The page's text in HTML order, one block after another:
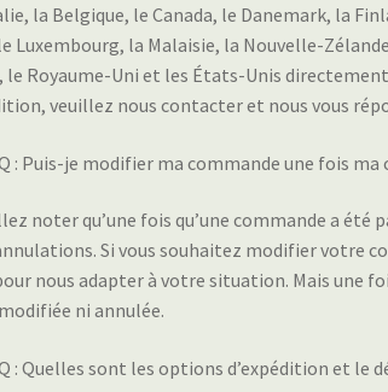
la Belgique, le Canada, le Danemark, la
Luxembourg, la Malaisie, la Nouvelle-
le Royaume-Uni et les États-Unis
veuillez nous contacter et nous vous
: Puis-je modifier ma commande une fois ma
noter qu’une fois qu’une commande a
Si vous souhaitez modifier votre
nous adapter à votre situation. Mais une
ni annulée.
: Quelles sont les options d’expédition et le